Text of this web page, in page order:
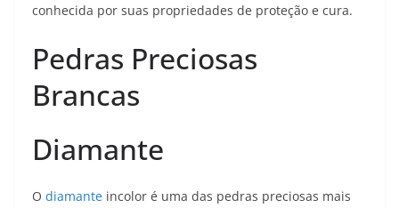
conhecida por suas propriedades de proteção e cura.
Pedras Preciosas
Brancas
Diamante
O diamante incolor é uma das pedras preciosas mais